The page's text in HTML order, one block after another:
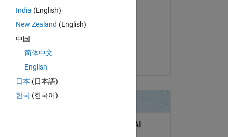
と
le 2 Jan 2023
India (English)
New Zealand (English)
中国
简体中文
English
日本 (日本語)
한국 (한국어)